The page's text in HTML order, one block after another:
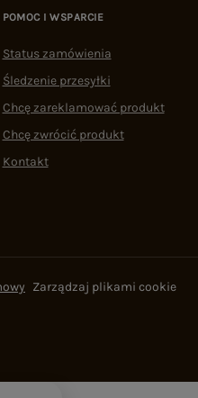
POMOC I WSPARCIE
Status zamówienia
Śledzenie przesyłki
Chcę zareklamować produkt
Chcę zwrócić produkt
Kontakt
Zarządzaj plikami cookie